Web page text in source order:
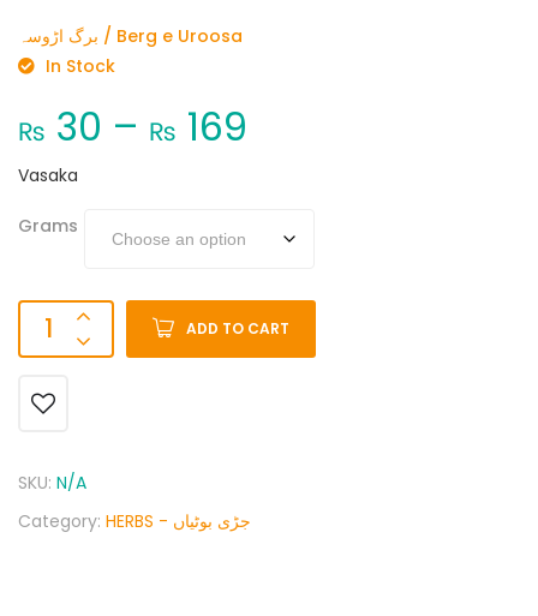
برگ اڑوسہ / Berg e Uroosa
In Stock
₨ 30 – ₨ 169
Vasaka
Grams
ADD TO CART
SKU: N/A
Category:
HERBS - جڑی بوٹیاں